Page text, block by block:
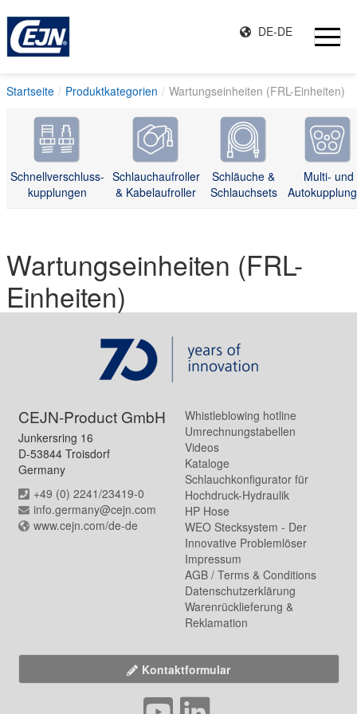
DE-DE
Startseite Produktkategorien Wartungseinheiten (FRL-Einheiten)
Schnellverschluss-
kupplungen
Schlauchaufroller
& Kabelaufroller
Schläuche &
Schlauchsets
Multi- und
Wartungseinheiten (FRL-
Einheiten)
CEJN-Product GmbH
Junkersring 16
D-53844 Troisdorf
Germany
+49 (0) 2241/23419-0
info.germany@cejn.com
www.cejn.com/de-de
Whistleblowing hotline
Umrechnungstabellen
Videos
Kataloge
Schlauchkonfigurator für
Hochdruck-Hydraulik
HP Hose
WEO Stecksystem - Der
Innovative Problemlöser
Impressum
AGB / Terms & Conditions
Datenschutzerklärung
Warenrücklieferung &
Reklamation
Kontaktformular